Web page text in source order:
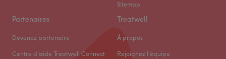
Sitemap
Partenaires
Devenez partenaire
Centre d'aide Treatwell Connect
Treatwell
À propos
Rejoignez l'équipe